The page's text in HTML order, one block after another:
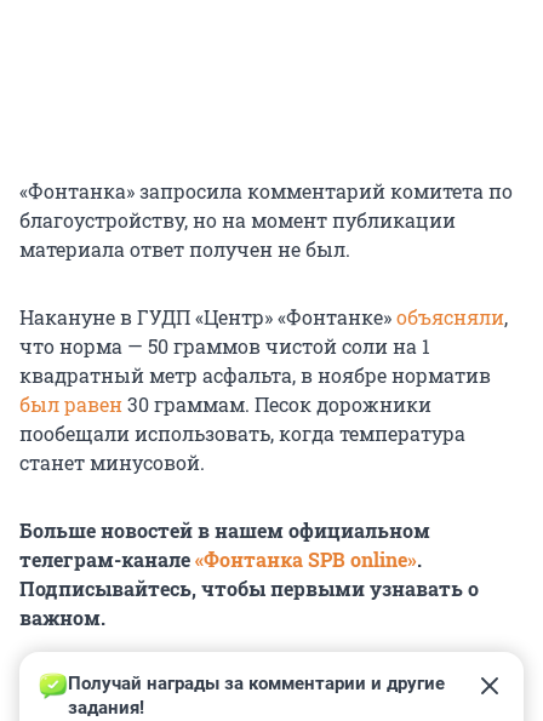
«Фонтанка» запросила комментарий комитета по
благоустройству, но на момент публикации
материала ответ получен не был.
Накануне в ГУДП «Центр» «Фонтанке»объясняли,
что норма — 50 граммов чистой соли на 1
квадратный метр асфальта, в ноябре норматив
был равен30 граммам. Песок дорожники
пообещали использовать, когда температура
станет минусовой.
Больше новостей в нашем официальном
телеграм-канале«Фонтанка SPB online».
Подписывайтесь, чтобы первыми узнавать о
важном.
Получай награды за комментарии и другие
задания!